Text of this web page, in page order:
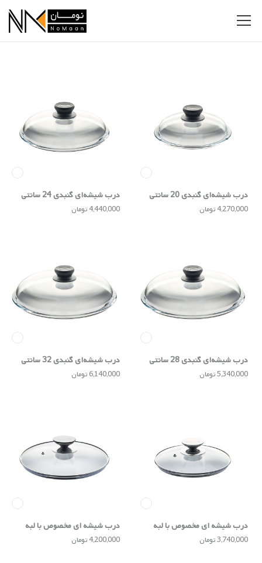
درب شیشه‌ای گنبدی 20 سانتی
4,270,000 تومان
درب شیشه‌ای گنبدی 24 سانتی
4,440,000 تومان
درب شیشه‌ای گنبدی 28 سانتی
5,340,000 تومان
درب شیشه‌ای گنبدی 32 سانتی
6,140,000 تومان
درب شیشه ای مخصوص با لبه
استیل ضد زنگ 20 سانتی
3,740,000 تومان
درب شیشه ای مخصوص با لبه
استیل ضد زنگ 24 سانتی
4,200,000 تومان